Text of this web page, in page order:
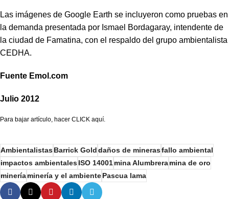
Las imágenes de Google Earth se incluyeron como pruebas en
la demanda presentada por Ismael Bordagaray, intendente de
la ciudad de Famatina, con el respaldo del grupo ambientalista
CEDHA.
Fuente Emol.com
Julio 2012
Para bajar artículo, hacer CLICK aquí.
AmbientalistasBarrick Golddaños de minerasfallo ambiental
impactos ambientalesISO 14001mina Alumbreramina de oro
mineríaminería y el ambientePascua lama